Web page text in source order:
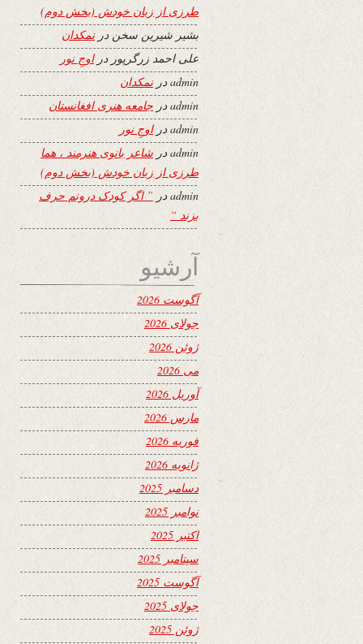
طرزی از زبان خودش (بخش دوم)
بشیر شیرین سخن درنمکدان
علی احمد زرگرپور دراوجِ نور
adminدرنمکدان
adminدر جامعه هنری افغانستان
admin دراوجِ نور
adminدر شاعر بانوی هنرمند ، هما
طرزی از زبان خودش (بخش دوم)
adminدر ” اگر کودک درونم حرف
بزند “
آرشیو
آگوست 2026
جولای 2026
ژوئن 2026
می 2026
آوریل 2026
مارس 2026
فوریه 2026
ژانویه 2026
دسامبر 2025
نوامبر 2025
اکتبر 2025
سپتامبر 2025
آگوست 2025
جولای 2025
ژوئن 2025